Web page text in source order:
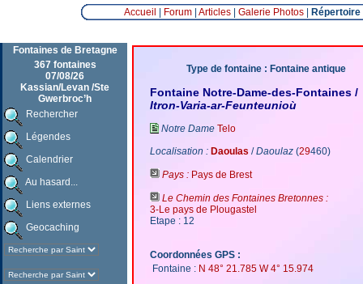
Accueil Forum| Articles| Galerie Photos|
Fontaines de Bretagne
367 fontaines
07/08/26
Kassian/Levan /Ste
Gwerbroc’h
Rechercher
Légendes
Calendrier
Au hasard...
Liens externes
Geocaching
Type de fontaine : Fontaine antique
Fontaine Notre-Dame-des-Fontaines /
Itron-Varia-ar-Feunteunioù
Notre Dame Telo
Localisation : Daoulas /Daoulaz (29460)
Pays : Pays de Brest
Le Chemin des Fontaines Bretonnes :
3-Le pays de Plougastel
Etape : 12
Coordonnées GPS :
Fontaine : N 48° 21.785 W 4° 15.974